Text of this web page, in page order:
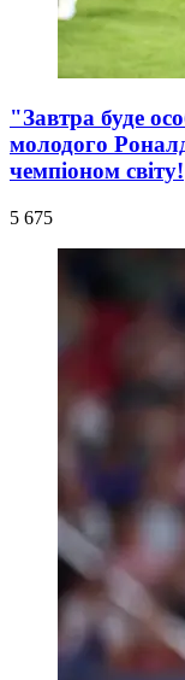
"Завтра буде
молодого
чемпіоном світу!
5 675